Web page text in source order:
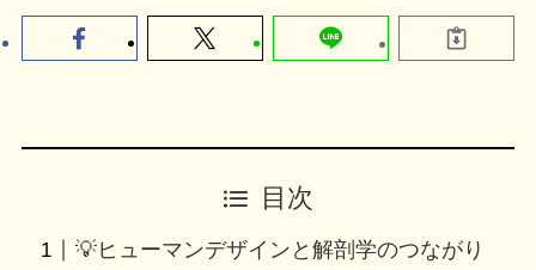
目次
💡ヒューマンデザインと解剖学のつながり